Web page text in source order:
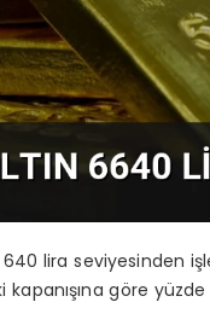
lira seviyesinden
kapanışına göre